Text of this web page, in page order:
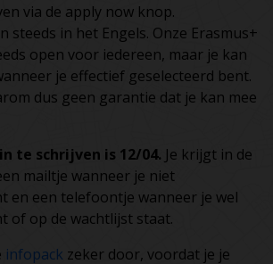
via de apply now knop.
steeds in het Engels. Onze Erasmus+
open voor iedereen, maar je kan
je effectief geselecteerd bent.
dus geen garantie dat je kan mee
te schrijven is 12/04. Je krijgt in de
mailtje wanneer je niet
en een telefoontje wanneer je wel
of op de wachtlijst staat.
infopack zeker door, voordat je je